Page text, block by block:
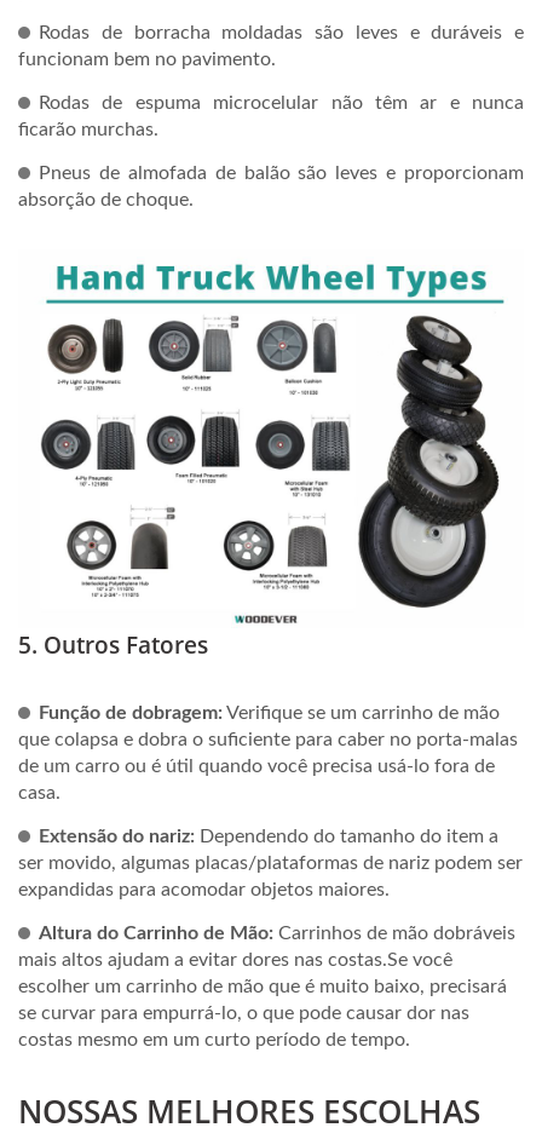
Rodas de borracha moldadas são leves e duráveis e
funcionam bem no pavimento.
Rodas de espuma microcelular não têm ar e nunca
ficarão murchas.
Pneus de almofada de balão são leves e proporcionam
absorção de choque.
5. Outros Fatores
Função de dobragem: Verifique se um carrinho de mão
que colapsa e dobra o suficiente para caber no porta-malas
de um carro ou é útil quando você precisa usá-lo fora de
casa.
Extensão do nariz: Dependendo do tamanho do item a
ser movido, algumas placas/plataformas de nariz podem ser
expandidas para acomodar objetos maiores.
Altura do Carrinho de Mão: Carrinhos de mão dobráveis
mais altos ajudam a evitar dores nas costas.Se você
escolher um carrinho de mão que é muito baixo, precisará
se curvar para empurrá-lo, o que pode causar dor nas
costas mesmo em um curto período de tempo.
NOSSAS MELHORES ESCOLHAS